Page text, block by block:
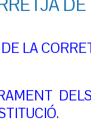
LA
.